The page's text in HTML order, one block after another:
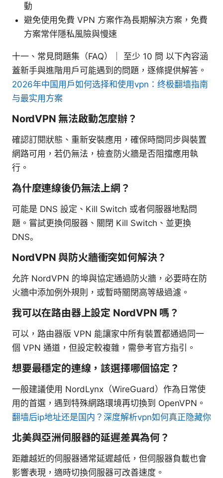
動
避免使用免費 VPN 方案作為長期解決方案，免費
方案常伴隱私風險與慢速
十一、常見問題集（FAQ）｜ 至少 10 問 以下內容涵
蓋新手與進階用戶可能遇到的問題，逐條提供解答。
2026年中国用户如何选择和使用vpn：终极翻墙指南
与最实用方案
NordVPN 無法啟動怎麼辦？
確認訂閱狀態、重新安裝應用，確保時間同步與裝置
網路可用，若仍無法，檢查防火牆是否阻擋應用執
行。
為什麼連線後仍無法上網？
可能是 DNS 設定、Kill Switch 或者伺服器地點問
題。嘗試更換伺服器、關閉 Kill Switch、並更換
DNS。
NordVPN 與防火牆衝突如何解決？
允許 NordVPN 的埠與協定通過防火牆，必要時在防
火牆中添加例外規則，或暫時關閉高等級過濾。
我可以在路由器上設定 NordVPN 嗎？
可以，路由器版 VPN 能讓家中所有裝置都通過同一
個 VPN 通道，但設定較複雜，需參考官方指引。
想要最穩定的連線，該選擇哪個協定？
一般建議使用 NordLynx（WireGuard）作為日常使
用的首選，遇到特殊網路環境再切換到 OpenVPN。
翻墙后ip地址还是国内？深度解析vpn如何真正隐藏你
北美與亞洲伺服器的延遲差異為何？
距離越近的伺服器通常延遲越低，但伺服器負載也會
影響表現，適時切換伺服器可改善速度。